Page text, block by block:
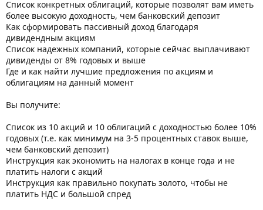
Список конкретных облигаций, которые позволят вам иметь
более высокую доходность, чем банковский депозит
Как сформировать пассивный доход благодаря
дивидендным акциям
Список надежных компаний, которые сейчас выплачивают
дивиденды от 8% годовых и выше
Где и как найти лучшие предложения по акциям и
облигациям на данный момент
Вы получите:
Список из 10 акций и 10 облигаций с доходностью более 10%
годовых (т.е. как минимум на 3-5 процентных ставок выше,
чем банковский депозит)
Инструкция как экономить на налогах в конце года и не
платить налоги с акций
Инструкция как правильно покупать золото, чтобы не
платить НДС и большой спред